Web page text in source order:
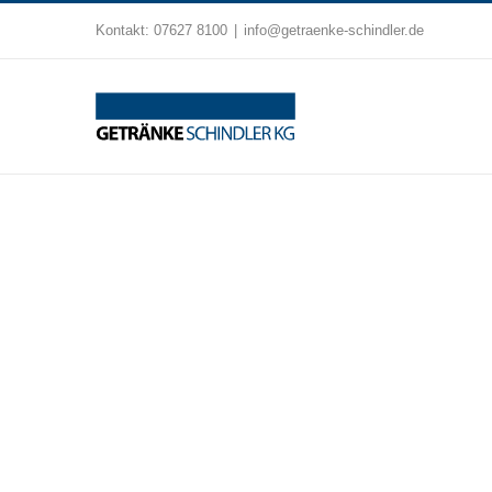
Kontakt: 07627 8100 info@getraenke-schindler.de